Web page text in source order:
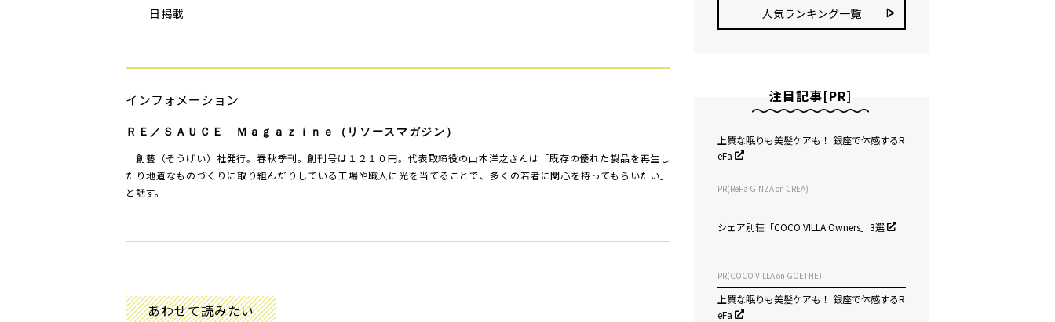
日掲載
インフォメーション
ＲＥ／ＳＡＵＣＥ Ｍａｇａｚｉｎｅ（リソースマガジン）
創藝（そうげい）社発行。春秋季刊。創刊号は１２１０円。代表取締役の山本洋之さんは「既存の優れた製品を再生し
たり地道なものづくりに取り組んだりしている工場や職人に光を当てることで、多くの若者に関心を持ってもらいたい」
と話す。
あわせて読みたい
人気ランキング⼀覧
注目記事[PR]
上質な眠りも美髪ケアも！ 銀座で体感するR
eFa
PR(ReFa GINZA on CREA)
シェア別荘「COCO VILLA Owners」3選
PR(COCO VILLA on GOETHE)
上質な眠りも美髪ケアも！ 銀座で体感するR
eFa